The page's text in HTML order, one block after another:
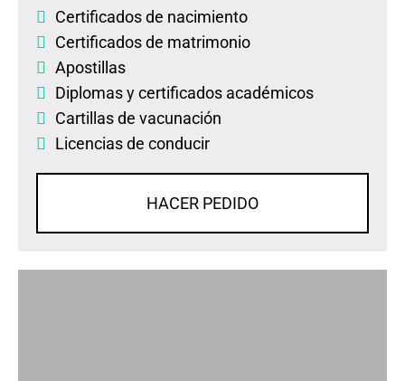
Certificados de nacimiento
Certificados de matrimonio
Apostillas
Diplomasycertificados académicos
Cartillas de vacunación
Licencias de conducir
HACER PEDIDO